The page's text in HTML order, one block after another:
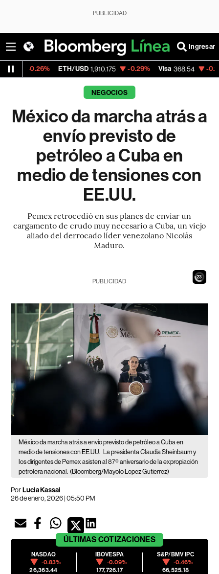
PUBLICIDAD
Ingresar
ETH/USD 1,910.175 -0.29% Visa 368.54 -0.28%
NEGOCIOS
México da marcha atrás a
envío previsto de
petróleo a Cuba en
medio de tensiones con
EE.UU.
Pemex retrocedió en sus planes de enviar un
cargamento de crudo muy necesario a Cuba, un viejo
aliado del derrocado líder venezolano Nicolás
Maduro.
21
PUBLICIDAD
México da marcha atrás a envío previsto de petróleo a Cuba en
medio de tensiones con EE.UU.
La presidenta Claudia Sheinbaum y
los dirigentes de Pemex asisten al 87º aniversario de la expropiación
petrolera nacional. (Bloomberg/Mayolo Lopez Gutierrez)
PorLucia Kassai
26 de enero, 2026 | 05:50 PM
ÚLTIMAS COTIZACIONES
NASDAQ
-0.83%
26,363.44
IBOVESPA
-0.09%
177,726.17
S&P/BMV IPC
-0.46%
66,525.18